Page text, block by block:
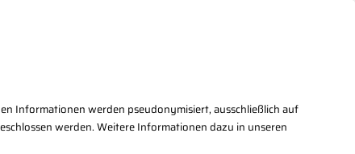
Informationen werden pseudonymisiert, ausschließlich auf
werden. Weitere Informationen dazu in unseren